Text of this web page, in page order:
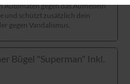
Automaten gegen das Aufhebeln
und schützt zusätzlich dein
gegen Vandalismus.
Bügel "Superman" Inkl.